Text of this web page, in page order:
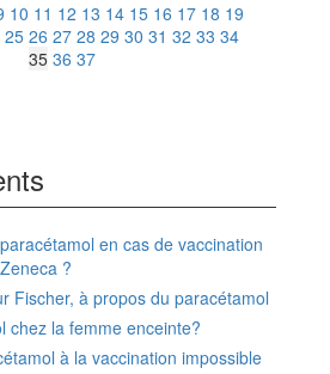
10 11 12 13 14 15 16 17 18 19
25 26 27 28 29 30 31 32 33 34
35 36 37
en cas de vaccination
?
Fischer, à propos du paracétamol
chez la femme enceinte?
à la vaccination impossible